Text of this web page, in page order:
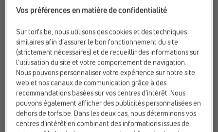
CLAQUETTES
Birkenstock
Fermeture:Boucle
Hauteur de talon:Plat (0 - 2
cm)
Marque:Birkenstock
NU-PIEDS PLATES
Birkenstock
Fermeture:Boucle
Marque:Birkenstock
Sexe:Femmes
Vos préférences en matière de confidentialité
Sur torfs.be, nous utilisons des cookies et des techniques
similaires afin d’assurer le bon fonctionnement du site
(strictement nécessaires) et de recueillir des informations sur
l’utilisation du site et votre comportement de navigation.
Nous pouvons personnaliser votre expérience sur notre site
web et nos canaux de communication grâce à des
recommandations basées sur vos centres d’intérêt. Nous
pouvons également afficher des publicités personnalisées en
dehors de torfs.be. Dans les deux cas, nous déterminons vos
centres d’intérêt en combinant des informations issues de